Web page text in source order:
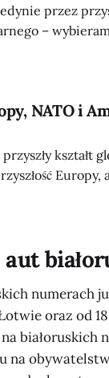
przez
–
nie broń
NATO.
NATO i
kształt
Europy,
sekretarz
numerach
oraz od
białoruskich
na